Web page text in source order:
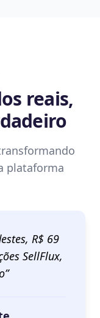
reais,
plataforma
R$ 69
SellFlux,